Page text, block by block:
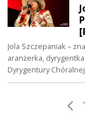
Jola Szczepaniak –
aranżerka,
Dyrygentury